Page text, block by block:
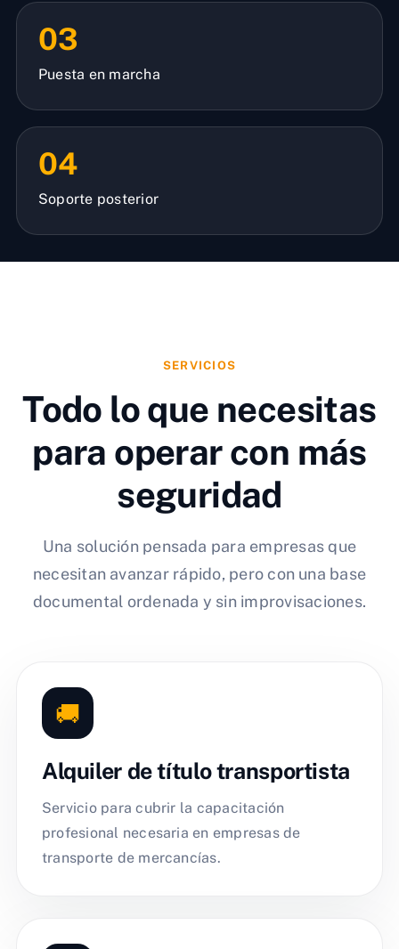
03
Puesta en marcha
04
Soporte posterior
SERVICIOS
Todo lo que necesitas
para operar con más
seguridad
Una solución pensada para empresas que
necesitan avanzar rápido, pero con una base
documental ordenada y sin improvisaciones.
🚚
Alquiler de título transportista
Servicio para cubrir la capacitación
profesional necesaria en empresas de
transporte de mercancías.